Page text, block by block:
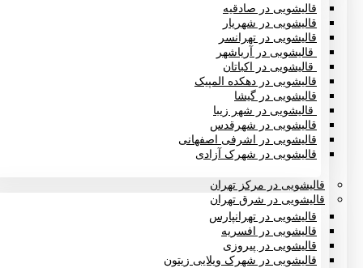
قالیشویی در صادقیه
قالیشویی در شهریار
قالیشویی در تهرانسر
قالیشویی در آریاشهر
قالیشویی در اکباتان
قالیشویی در دهکده المپیک
قالیشویی در گیشا
قالیشویی در شهر زیبا
قالیشویی در شهرقدس
قالیشویی در اشرفی اصفهانی
قالیشویی در شهرک آزادی
قالیشویی در مرکز تهران
قالیشویی در شرق تهران
قالیشویی در تهرانپارس
قالیشویی در افسریه
قالیشویی در پیروزی
قالیشویی در شهرک ویلایی زیتون